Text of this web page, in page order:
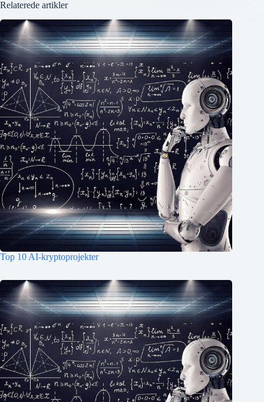
Relaterede artikler
Top 10 AI-kryptoprojekter